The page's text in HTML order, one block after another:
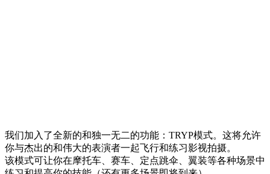
我们加入了全新的和独一无二的功能：TRYP模式。这将允许
你与杰出的和伟大的表演者一起飞行和练习影视拍摄。
该模式可让你在摩托车、赛车、定点跳伞、翼装等各种场景中